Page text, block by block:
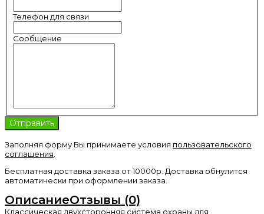
Телефон для связи
Сообщение
Заполняя форму Вы принимаете условия пользовательского
соглашения
Бесплатная доставка заказа от 10000р. Доставка обнулится
автоматически при оформлении заказа.
ОписаниеОтзывы (0)
Классическая двухсторонняя система охраны для